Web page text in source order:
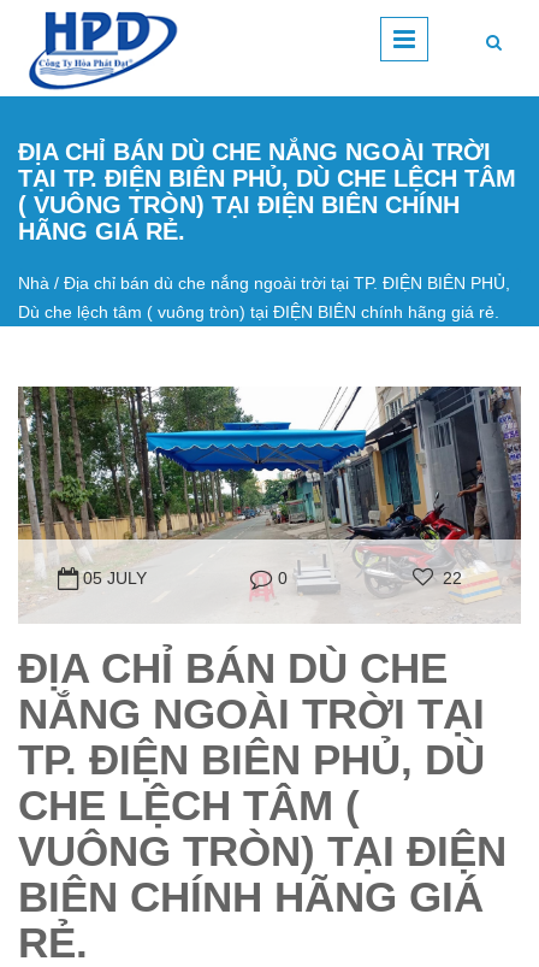
Nhảy đến nội dung
ĐỊA CHỈ BÁN DÙ CHE NẮNG NGOÀI TRỜI
TẠI TP. ĐIỆN BIÊN PHỦ, DÙ CHE LỆCH TÂM
( VUÔNG TRÒN) TẠI ĐIỆN BIÊN CHÍNH
HÃNG GIÁ RẺ.
Bạn đang ở đây
Nhà / Địa chỉ bán dù che nắng ngoài trời tại TP. ĐIỆN BIÊN PHỦ,
Dù che lệch tâm ( vuông tròn) tại ĐIỆN BIÊN chính hãng giá rẻ.
05 JULY 0 22
ĐỊA CHỈ BÁN DÙ CHE
NẮNG NGOÀI TRỜI TẠI
TP. ĐIỆN BIÊN PHỦ, DÙ
CHE LỆCH TÂM (
VUÔNG TRÒN) TẠI ĐIỆN
BIÊN CHÍNH HÃNG GIÁ
RẺ.